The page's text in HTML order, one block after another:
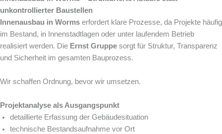
unkontrollierter Baustellen
Innenausbau in Worms erfordert klare Prozesse, da Projekte häufig
im Bestand, in Innenstadtlagen oder unter laufendem Betrieb
realisiert werden. Die Ernst Gruppe sorgt für Struktur, Transparenz
und Sicherheit im gesamten Bauprozess.
Wir schaffen Ordnung, bevor wir umsetzen.
Projektanalyse als Ausgangspunkt
detaillierte Erfassung der Gebäudesituation
technische Bestandsaufnahme vor Ort